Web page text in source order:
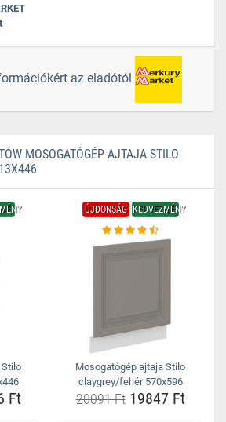
az eladótól
MOSOGATÓGÉP AJTAJA STILO
Ft
ÚJDONSÁG KEDVEZMÉNY
Mosogatógép ajtaja Stilo
claygrey/fehér 570x596
20091 Ft19847 Ft